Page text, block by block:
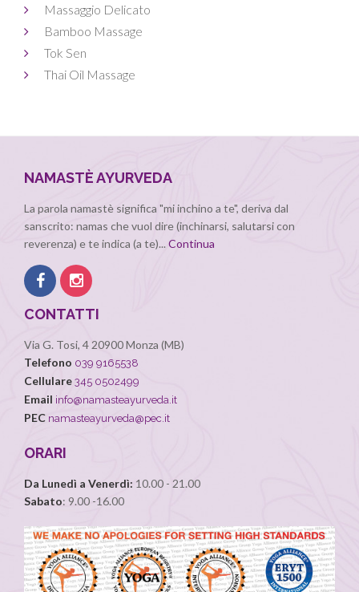
Massaggio Delicato
Bamboo Massage
Tok Sen
Thai Oil Massage
NAMASTÈ AYURVEDA
La parola namastè significa "mi inchino a te", deriva dal
sanscrito: namas che vuol dire (inchinarsi, salutarsi con
reverenza) e te indica (a te)... Continua
CONTATTI
Via G. Tosi, 4 20900 Monza (MB)
Telefono 039 9165538
Cellulare 345 0502499
Email info@namasteayurveda.it
PEC namasteayurveda@pec.it
ORARI
Da Lunedì a Venerdì: 10.00 - 21.00
Sabato: 9.00 -16.00